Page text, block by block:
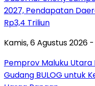
2027, Pendapatan
Rp3,4 Triliun
Kamis, 6 Agustus 2026 -
Pemprov Maluku
Gudang BULOG untuk